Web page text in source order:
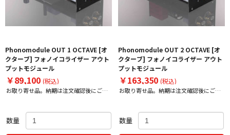
Phonomodule OUT 1 OCTAVE [オ
クターブ] フォノイコライザー アウト
プットモジュール
￥89,100 (税込)
お取り寄せ品。納期は注文確認後にご案
数量
Phonomodule OUT 2 OCTAVE [オ
クターブ] フォノイコライザー アウト
プットモジュール
￥163,350 (税込)
お取り寄せ品。納期は注文確認後にご案
数量